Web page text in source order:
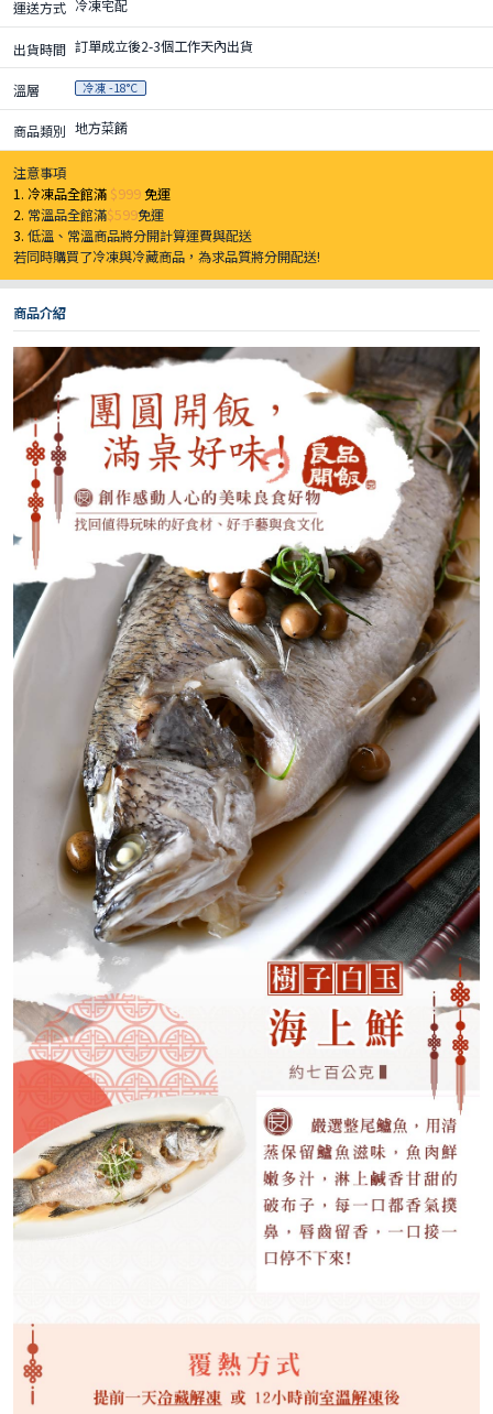
運送方式 冷凍宅配
出貨時間 訂單成立後2-3個工作天內出貨
溫層 冷凍 -18°C
商品類別 地方菜餚
注意事項
1. 冷凍品全館滿 $999免運
2. 常溫品全館滿$599免運
3.低溫、常溫商品將分開計算運費與配送
若同時購買了冷凍與冷藏商品，為求品質將分開配送!
商品介紹